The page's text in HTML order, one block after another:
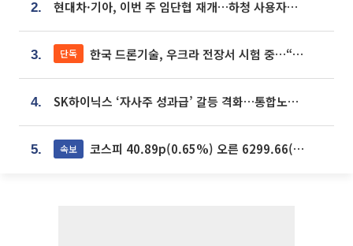
2. 현대차·기아, 이번 주 임단협 재개…하청 사용자성 재심도 ‘변수’
3. 단독 한국 드론기술, 우크라 전장서 시험 중…“스타트업 여러 곳 참여”
4. SK하이닉스 ‘자사주 성과급’ 갈등 격화…통합노조 출범 움직임
5. 속보 코스피 40.89p(0.65%) 오른 6299.66(마감)